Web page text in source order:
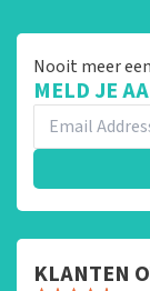
Nooit meer
MELD JE
KLANTEN